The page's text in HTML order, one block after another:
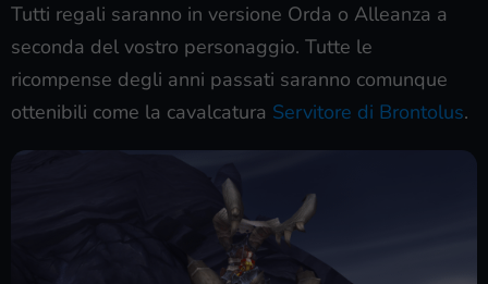
Tutti regali saranno in versione Orda o Alleanza a
seconda del vostro personaggio. Tutte le
ricompense degli anni passati saranno comunque
ottenibili come la cavalcatura Servitore di Brontolus.